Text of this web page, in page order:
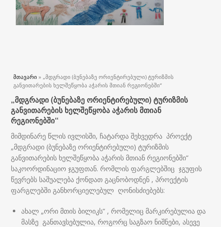
თქვენ აქ ხართ
მთავარი » „მდგრადი (ბუნებაზე ორიენტირებული) ტურიზმის
განვითარების ხელშეწყობა აჭარის მთიან რეგიონებში“
„მდგრადი (ბუნებაზე ორიენტირებული) ტურიზმის
განვითარების ხელშეწყობა აჭარის მთიან
რეგიონებში“
მიმდინარე წლის ივლისში, ჩატარდა შეხვედრა პროექტ
„მდგრადი (ბუნებაზე ორიენტირებული) ტურიზმის
განვითარების ხელშეწყობა აჭარის მთიან რეგიონებში“
საკოორდინაციო ჯგუფთან. რომლის ფარგლებშიც ჯგუფის
წევრებს საშუალება ქონდათ გაცნობოდნენ , პროექტის
ფარგლებში განხორციელებულ ღონისძიებებს:
ახალ „ორი მთის ბილიკს“ , რომელიც მარკირებულია და
მასზე განთავსებულია, როგორც საგზაო ნიშნები, ასევე